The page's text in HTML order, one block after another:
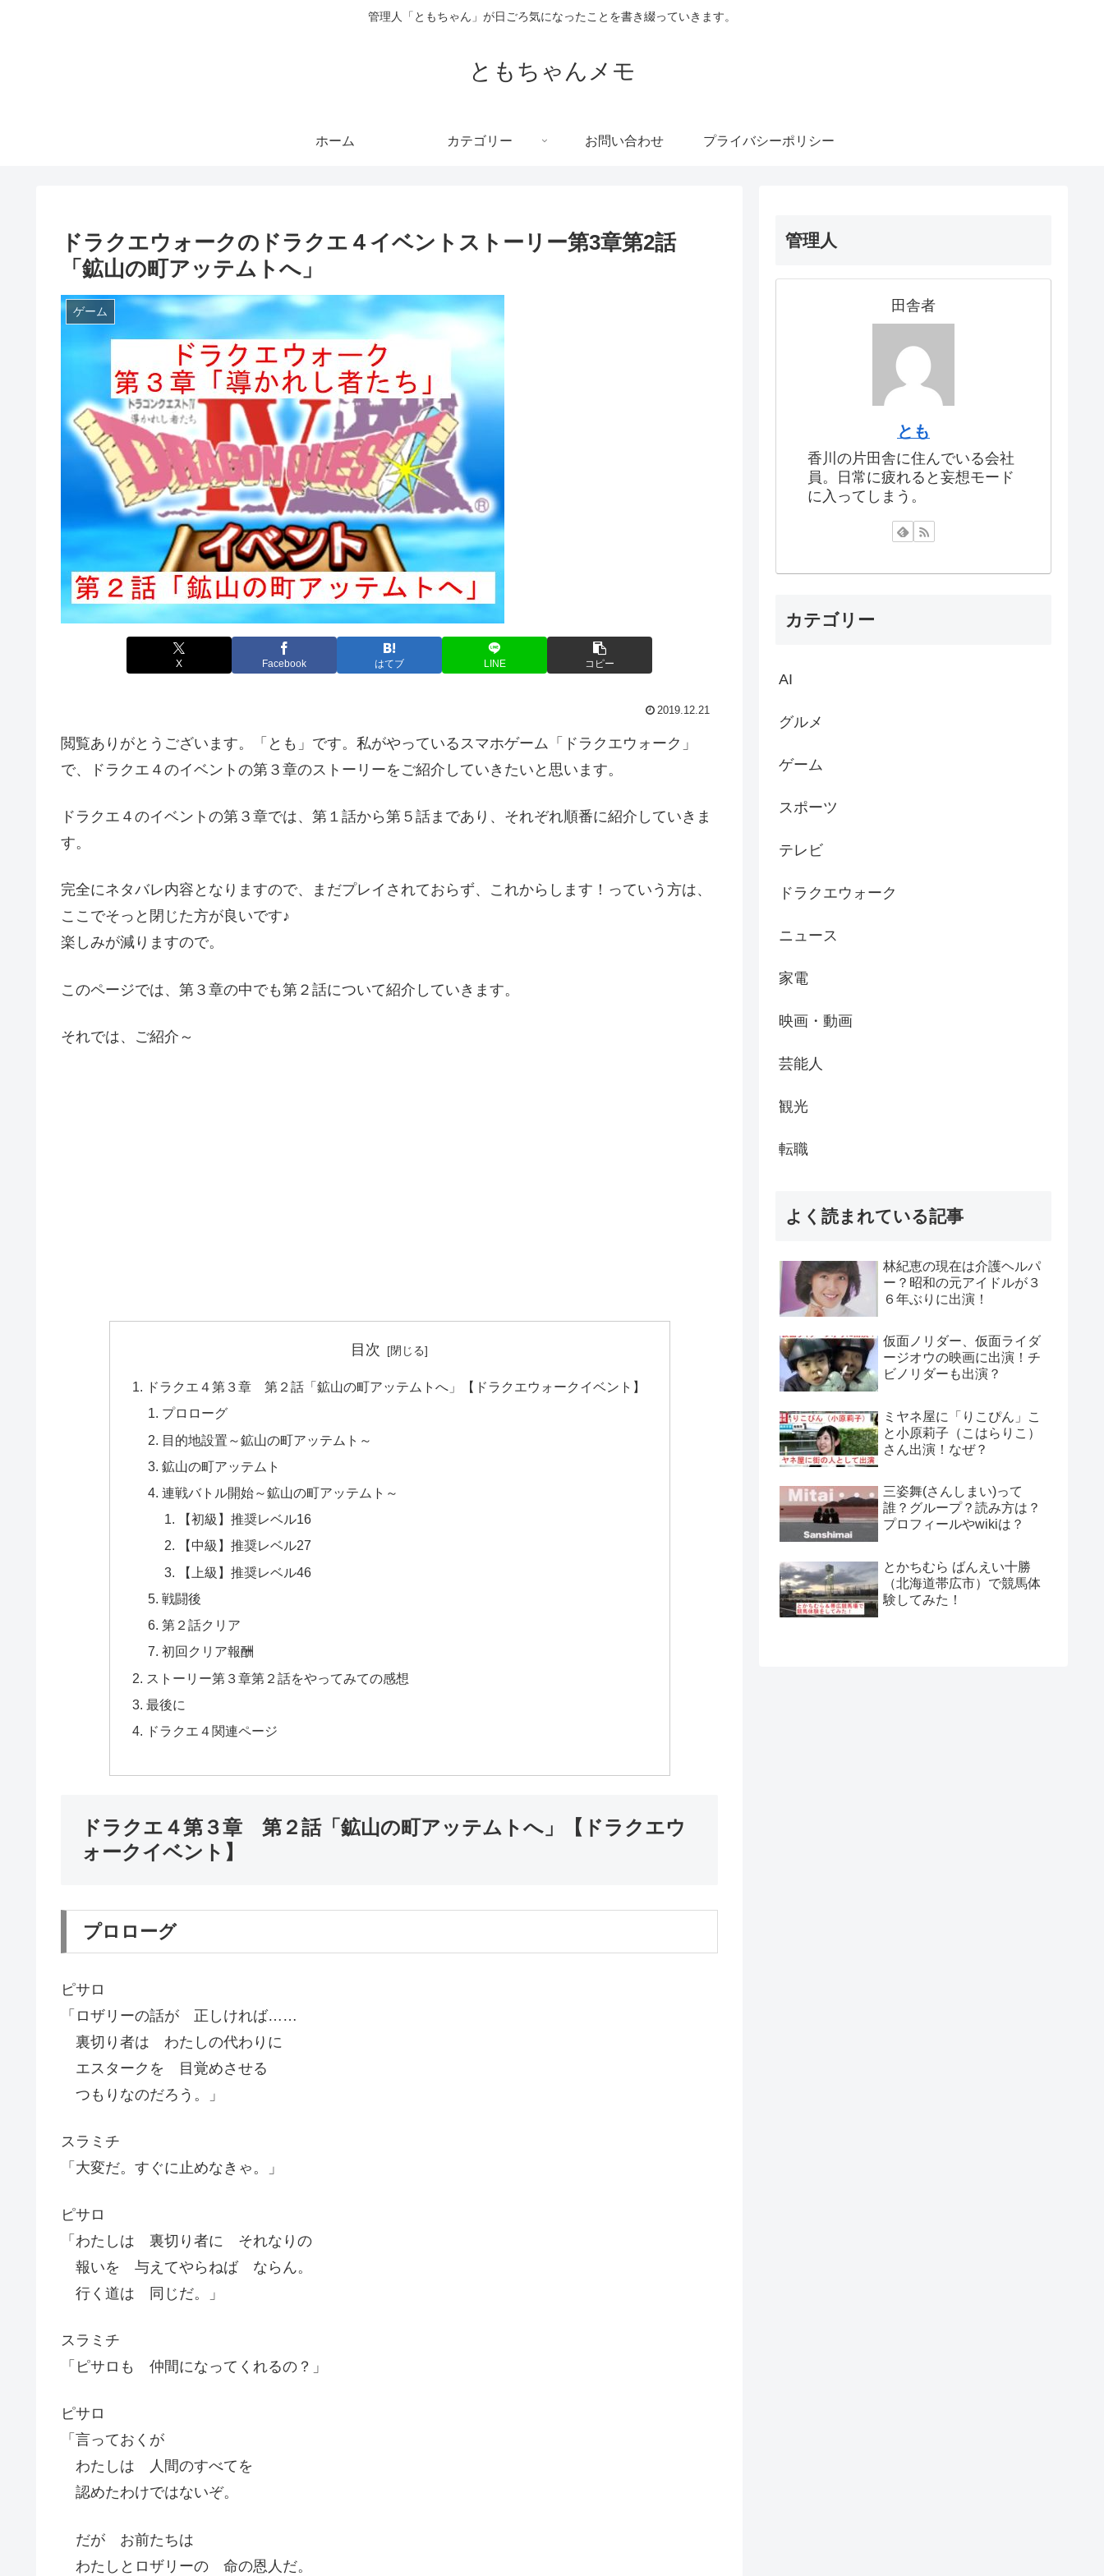
管理人「ともちゃん」が日ごろ気になったことを書き綴っていきます。
ともちゃんメモ
ホーム カテゴリー お問い合わせ プライバシーポリシー
ドラクエウォークのドラクエ４イベントストーリー第3章第2話
「鉱山の町アッテムトへ」
ゲーム
X Facebook はてブ LINE コピー
2019.12.21
閲覧ありがとうございます。「とも」です。私がやっているスマホゲーム「ドラクエウォーク」
で、ドラクエ４のイベントの第３章のストーリーをご紹介していきたいと思います。
ドラクエ４のイベントの第３章では、第１話から第５話まであり、それぞれ順番に紹介していきま
す。
完全にネタバレ内容となりますので、まだプレイされておらず、これからします！っていう方は、
ここでそっと閉じた方が良いです♪
楽しみが減りますので。
このページでは、第３章の中でも第２話について紹介していきます。
それでは、ご紹介～
目次
ドラクエ４第３章 第２話「鉱山の町アッテムトへ」【ドラクエウォークイベント】
プロローグ
目的地設置～鉱山の町アッテムト～
鉱山の町アッテムト
連戦バトル開始～鉱山の町アッテムト～
【初級】推奨レベル16
【中級】推奨レベル27
【上級】推奨レベル46
戦闘後
第２話クリア
初回クリア報酬
ストーリー第３章第２話をやってみての感想
最後に
ドラクエ４関連ページ
ドラクエ４第３章 第２話「鉱山の町アッテムトへ」【ドラクエウ
ォークイベント】
プロローグ
ピサロ
「ロザリーの話が 正しければ……
裏切り者は わたしの代わりに
エスタークを 目覚めさせる
つもりなのだろう。」
スラミチ
「大変だ。すぐに止めなきゃ。」
ピサロ
「わたしは 裏切り者に それなりの
報いを 与えてやらねば ならん。
行く道は 同じだ。」
スラミチ
「ピサロも 仲間になってくれるの？」
ピサロ
「言っておくが
わたしは 人間のすべてを
認めたわけではないぞ。
だが お前たちは
わたしとロザリーの 命の恩人だ。
管理人
田舎者
とも
香川の片田舎に住んでいる会社
員。日常に疲れると妄想モード
に入ってしまう。
カテゴリー
AI
グルメ
ゲーム
スポーツ
テレビ
ドラクエウォーク
ニュース
家電
映画・動画
芸能人
観光
転職
よく読まれている記事
林紀恵の現在は介護ヘルパ
ー？昭和の元アイドルが３
６年ぶりに出演！
仮面ノリダー、仮面ライダ
ージオウの映画に出演！チ
ビノリダーも出演？
ミヤネ屋に「りこぴん」こ
と小原莉子（こはらりこ）
さん出演！なぜ？
三姿舞(さんしまい)って
誰？グループ？読み方は？
プロフィールやwikiは？
とかちむら ばんえい十勝
（北海道帯広市）で競馬体
験してみた！